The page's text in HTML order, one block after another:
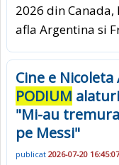
2026 din Canada,
afla Argentina si
Cine e
PODIUM
"Mi-au
pe Messi"
publicat 2026-07-20 16:45:07